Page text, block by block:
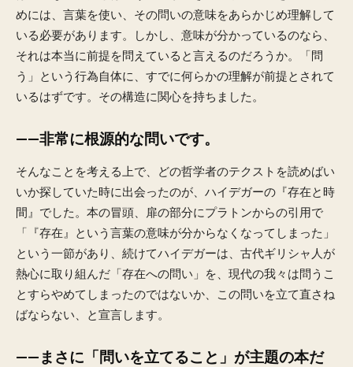
めには、言葉を使い、その問いの意味をあらかじめ理解して
いる必要があります。しかし、意味が分かっているのなら、
それは本当に前提を問えていると言えるのだろうか。「問
う」という行為自体に、すでに何らかの理解が前提とされて
いるはずです。その構造に関心を持ちました。
——非常に根源的な問いです。
そんなことを考える上で、どの哲学者のテクストを読めばい
いか探していた時に出会ったのが、ハイデガーの『存在と時
間』でした。本の冒頭、扉の部分にプラトンからの引用で
「『存在』という言葉の意味が分からなくなってしまった」
という一節があり、続けてハイデガーは、古代ギリシャ人が
熱心に取り組んだ「存在への問い」を、現代の我々は問うこ
とすらやめてしまったのではないか、この問いを立て直さね
ばならない、と宣言します。
——まさに「問いを立てること」が主題の本だ